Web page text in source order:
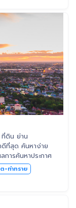
ที่ดิน ย่าน
ที่สุด ค้นหาง่าย
ารค้นหาประกาศ
-ท่าทราย